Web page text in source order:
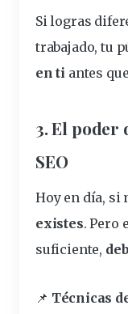
Si logras
trabajado, tu
en ti antes
3. El
SEO
Hoy en día, si
existes. Pero
suficiente,
📌 Técnicas